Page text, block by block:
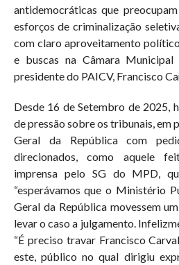
antidemocráticas que
esforços de criminalização
com claro aproveitamento
e buscas na Câmara
presidente do PAICV, Francisco
Desde 16 de Setembro de 2025,
de pressão sobre os tribunais, em
Geral da República com
direcionados, como aquele
imprensa pelo SG do MPD,
“esperávamos que o Ministério
Geral da República movessem
levar o caso a julgamento.
“É preciso travar Francisco
este, público no qual dirigiu